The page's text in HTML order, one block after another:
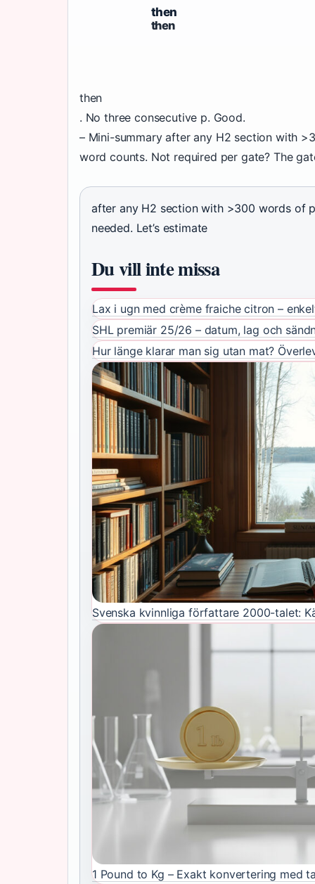
then
then
then
. No three consecutive p. Good.
– Mini-summary after any H2 section with
word counts. Not required per gate? The
after any H2 section with >300 words of
needed. Let’s estimate
Du vill inte missa
Lax i ugn med crème fraiche citron –
SHL premiär 25/26 – datum, lag och
Hur länge klarar man sig utan mat?
Svenska kvinnliga författare 2000-talet:
1 Pound to Kg – Exakt konvertering med